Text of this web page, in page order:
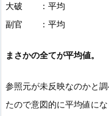
大破 ： 平均
副官 ： 平均
まさかの全てが平均値。
参照元が未反映なのかと
たので意図的に平均値に